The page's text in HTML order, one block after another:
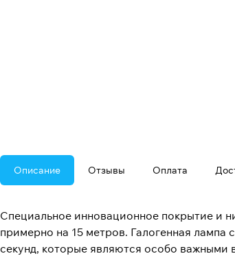
Описание Отзывы Оплата
Специальное инновационное покрытие и
примерно на 15 метров. Галогенная лампа
секунд, которые являются особо важными